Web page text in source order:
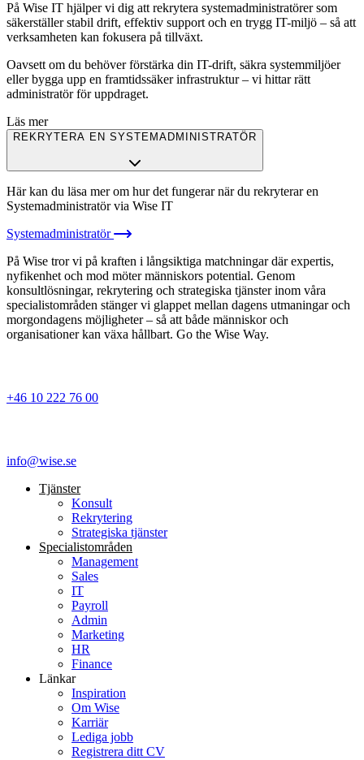
På Wise IT hjälper vi dig att rekrytera systemadministratörer som
säkerställer stabil drift, effektiv support och en trygg IT-miljö – så att
verksamheten kan fokusera på tillväxt.
Oavsett om du behöver förstärka din IT-drift, säkra systemmiljöer
eller bygga upp en framtidssäker infrastruktur – vi hittar rätt
administratör för uppdraget.
Läs mer
REKRYTERA EN SYSTEMADMINISTRATÖR
Här kan du läsa mer om hur det fungerar när du rekryterar en
Systemadministratör via Wise IT
Systemadministratör
På Wise tror vi på kraften i långsiktiga matchningar där expertis,
nyfikenhet och mod möter människors potential. Genom
konsultlösningar, rekrytering och strategiska tjänster inom våra
specialistområden stänger vi glappet mellan dagens utmaningar och
morgondagens möjligheter – så att både människor och
organisationer kan växa hållbart. Go the Wise Way.
+46 10 222 76 00
info@wise.se
Tjänster
Konsult
Rekrytering
Strategiska tjänster
Specialist­områden
Management
Sales
IT
Payroll
Admin
Marketing
HR
Finance
Länkar
Inspiration
Om Wise
Karriär
Lediga jobb
Registrera ditt CV